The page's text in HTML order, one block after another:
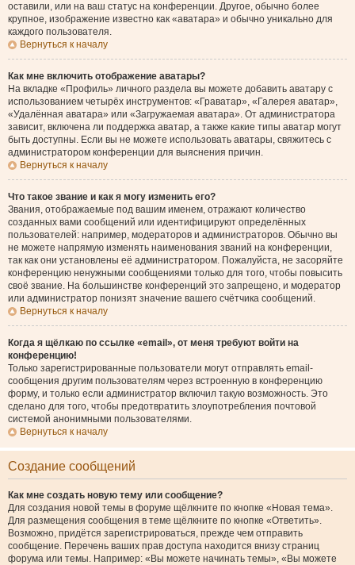
оставили, или на ваш статус на конференции. Другое, обычно более
крупное, изображение известно как «аватара» и обычно уникально для
каждого пользователя.
Вернуться к началу
Как мне включить отображение аватары?
На вкладке «Профиль» личного раздела вы можете добавить аватару с
использованием четырёх инструментов: «Граватар», «Галерея аватар»,
«Удалённая аватара» или «Загружаемая аватара». От администратора
зависит, включена ли поддержка аватар, а также какие типы аватар могут
быть доступны. Если вы не можете использовать аватары, свяжитесь с
администратором конференции для выяснения причин.
Вернуться к началу
Что такое звание и как я могу изменить его?
Звания, отображаемые под вашим именем, отражают количество
созданных вами сообщений или идентифицируют определённых
пользователей: например, модераторов и администраторов. Обычно вы
не можете напрямую изменять наименования званий на конференции,
так как они установлены её администратором. Пожалуйста, не засоряйте
конференцию ненужными сообщениями только для того, чтобы повысить
своё звание. На большинстве конференций это запрещено, и модератор
или администратор понизят значение вашего счётчика сообщений.
Вернуться к началу
Когда я щёлкаю по ссылке «email», от меня требуют войти на
конференцию!
Только зарегистрированные пользователи могут отправлять email-
сообщения другим пользователям через встроенную в конференцию
форму, и только если администратор включил такую возможность. Это
сделано для того, чтобы предотвратить злоупотребления почтовой
системой анонимными пользователями.
Вернуться к началу
Создание сообщений
Как мне создать новую тему или сообщение?
Для создания новой темы в форуме щёлкните по кнопке «Новая тема».
Для размещения сообщения в теме щёлкните по кнопке «Ответить».
Возможно, придётся зарегистрироваться, прежде чем отправить
сообщение. Перечень ваших прав доступа находится внизу страниц
форума или темы. Например: «Вы можете начинать темы», «Вы можете